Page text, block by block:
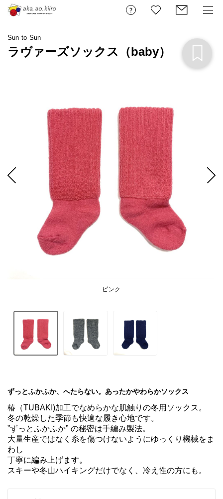
ピンク
Sun to Sun
ラヴァーズソックス（baby）
ずっとふかふか、へたらない。あったかやわらかソックス
椿（TUBAKI)加工でなめらかな肌触りの冬用ソックス。
冬の乾燥した季節も快適な履き心地です。
”ずっとふかふか” の秘密は手編み製法。
大量生産ではなく糸を傷つけないようにゆっくり機械をま
わし
丁寧に編み上げます。
スキーや冬山ハイキングだけでなく、冷え性の方にも。